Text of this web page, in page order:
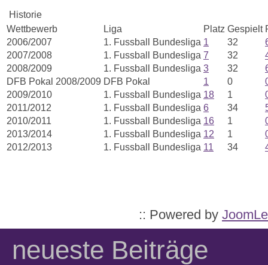
Historie
Wettbewerb
Liga Platz Gespielt
2006/2007
1. Fussball Bundesliga 1 32
2007/2008
1. Fussball Bundesliga 7 32
2008/2009
1. Fussball Bundesliga 3 32
DFB Pokal 2008/2009 DFB Pokal 1 0
2009/2010
1. Fussball Bundesliga 18 1
2011/2012
1. Fussball Bundesliga 6 34
2010/2011
1. Fussball Bundesliga 16 1
2013/2014
1. Fussball Bundesliga 12 1
2012/2013
1. Fussball Bundesliga 11 34
:: Powered by
neueste Beiträge